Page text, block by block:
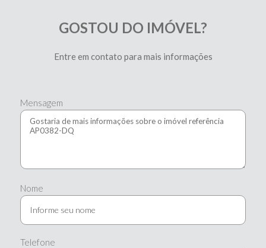
GOSTOU DO IMÓVEL?
Entre em contato para mais informações
Mensagem
Nome
Telefone